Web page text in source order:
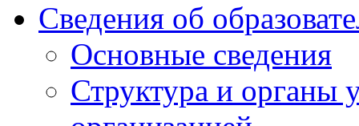
Сведения об
Основные сведения
Структура и органы